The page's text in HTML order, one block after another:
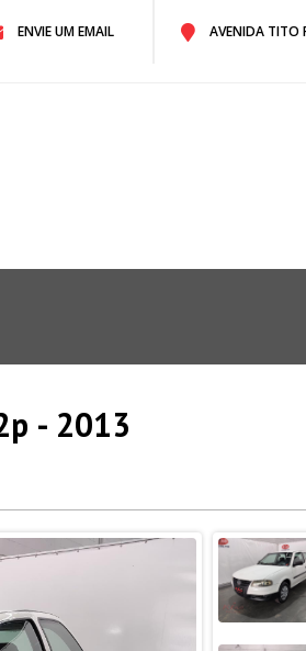
ENVIE UM EMAIL
AVENIDA TITO
- 2013